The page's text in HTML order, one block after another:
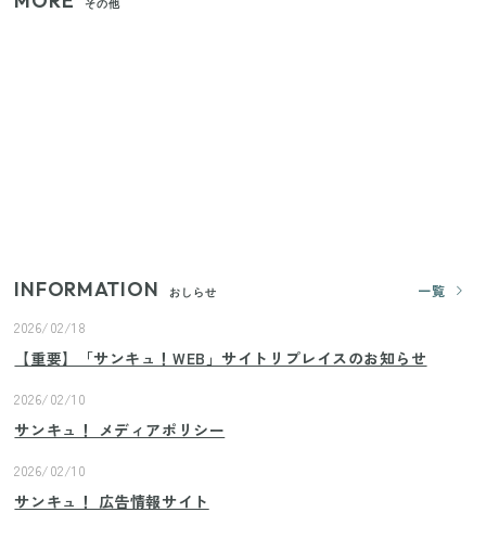
その他
INFORMATION おしらせ
一覧
2026/02/18
【重要】「サンキュ！WEB」サイトリプレイスのお知らせ
2026/02/10
サンキュ！ メディアポリシー
2026/02/10
サンキュ！ 広告情報サイト